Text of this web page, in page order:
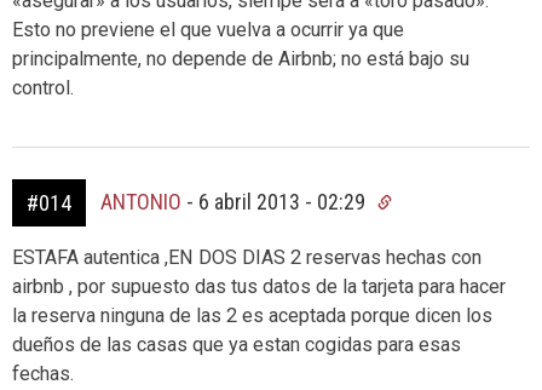
Esto no previene el que vuelva a ocurrir ya que
principalmente, no depende de Airbnb; no está bajo su
control.
#014 ANTONIO - 6 abril 2013 - 02:29
ESTAFA autentica ,EN DOS DIAS 2 reservas hechas con
airbnb , por supuesto das tus datos de la tarjeta para hacer
la reserva ninguna de las 2 es aceptada porque dicen los
dueños de las casas que ya estan cogidas para esas
fechas.